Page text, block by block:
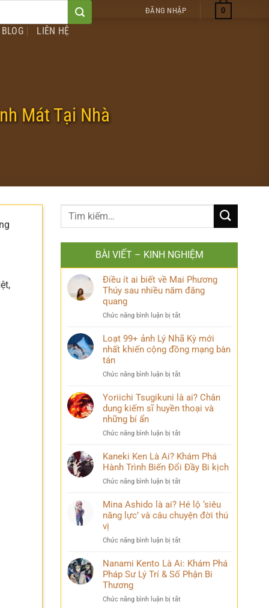
ĐĂNG NHẬP 0
BLOG LIÊN HỆ
Mát Tại Nhà
BÀI VIẾT – KINH NGHIỆM
Điều ít ai biết về Mai Phương
Thúy sau nhiều năm đăng
quang
Chức năng bình luận bị tắt
ít
biết
Mai
Thúy
sau
đăng
Loạt 99+ ảnh Lý Nhã Kỳ mới
nhất khiến cộng đồng mạng bàn
tán
Chức năng bình luận bị tắt
99+
ảnh
Kỳ
nhất
khiến
đồng
bàn
tán
Yoriichi Tsugikuni là ai? Chân
dung kiếm sĩ huyền thoại và
những bí ẩn
Chức năng bình luận bị tắt
Tsugikuni
là
Chân
kiếm
sĩ
và
bí
ẩn
Kaneki Ken Là Ai? Khám Phá
Hành Trình Biến Đổi Đầy Bi kịch
Chức năng bình luận bị tắt
Ken
Ai?
Phá
Trình
Biến
Bi
Mina Ashido là ai? Hé lộ ‘siêu
năng lực’ và câu chuyện đời thú
vị
Chức năng bình luận bị tắt
Ashido
là
lộ
Nanami Kento Là Ai: Khám Phá
Pháp Sư Lý Trí & Số Phận Bi
Thương
Chức năng bình luận bị tắt